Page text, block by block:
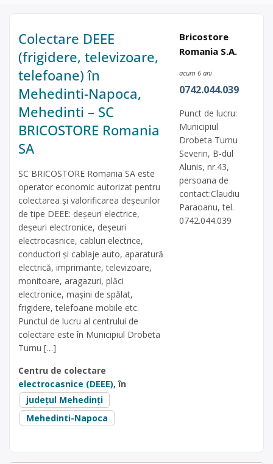
Colectare DEEE
(frigidere, televizoare,
telefoane) în
Mehedinti-Napoca,
Mehedinti – SC
BRICOSTORE Romania
SA
SC BRICOSTORE Romania SA este
operator economic autorizat pentru
colectarea și valorificarea deșeurilor
de tipe DEEE: deșeuri electrice,
deșeuri electronice, deșeuri
electrocasnice, cabluri electrice,
conductori și cablaje auto, aparatură
electrică, imprimante, televizoare,
monitoare, aragazuri, plăci
electronice, mașini de spălat,
frigidere, telefoane mobile etc.
Punctul de lucru al centrului de
colectare este în Municipiul Drobeta
Turnu […]
Centru de colectare
electrocasnice (DEEE), în
județul Mehedinți
Mehedinti-Napoca
Bricostore
Romania S.A.
acum 6 ani
0742.044.039
Punct de lucru:
Municipiul
Drobeta Turnu
Severin, B-dul
Alunis, nr.43,
persoana de
contact:Claudiu
Paraoanu, tel.
0742.044.039